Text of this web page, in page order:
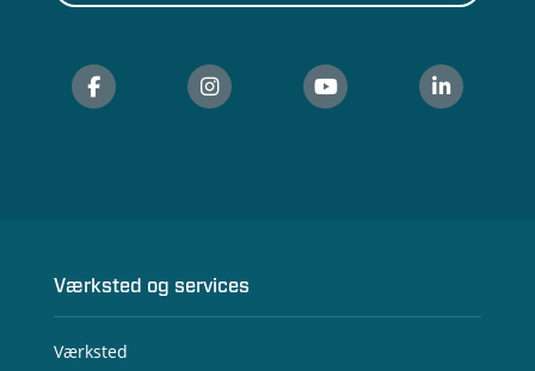
Værksted og services
Værksted